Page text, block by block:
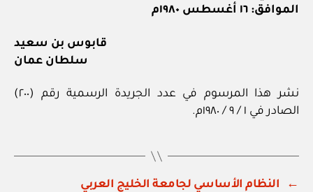
الموافق: ١٦ أغسطس ١٩٨٠م
قابوس بن سعيد
سلطان عمان
نشر هذا المرسوم في عدد الجريدة الرسمية رقم (٢٠٠)
الصادر في ١ / ٩ / ١٩٨٠م.
←
النظام الأساسي لجامعة الخليج العربي